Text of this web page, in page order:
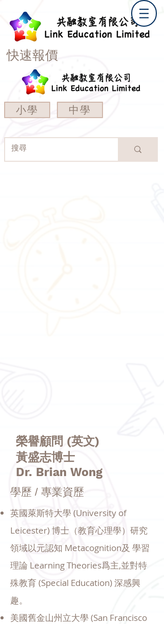
快速報價
小學 中學
榮譽顧問 (英文)
黃盛志博士
Dr. Brian Wong
學歷 / 專業資歷
英國萊斯特大學 (University of
Leicester) 博士（教育心理學）研究
領域以元認知 Metacognition及 學習
理論 Learning Theories爲主,並對特
殊教育 (Special Education) 深感興
趣。
美國舊金山州立大學 (San Francisco